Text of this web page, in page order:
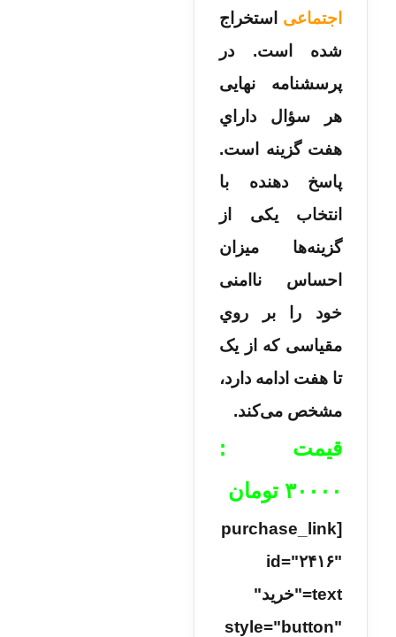
اجتماعی استخراج
شده است. در
پرسشنامه نهایی
هر سؤال داراي
هفت گزینه است.
پاسخ دهنده با
انتخاب یکی از
گزینه‌­ها میزان
احساس ناامنی
خود را بر روي
مقیاسی که از یک
تا هفت ادامه دارد،
مشخص می­‌کند.
قیمت :
۳۰۰۰۰ تومان
[purchase_link
id="۲۴۱۶"
text="خرید"
style="button"